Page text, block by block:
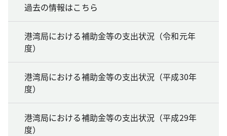
過去の情報はこちら
港湾局における補助金等の支出状況（令和元年
度）
港湾局における補助金等の支出状況（平成30年
度）
港湾局における補助金等の支出状況（平成29年
度）